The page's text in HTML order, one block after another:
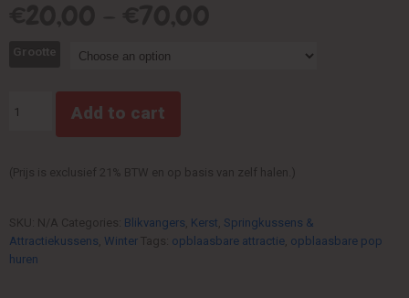
Grootte
OpblaasbaarAdd to cart
(Prijs is exclusief 21% BTW en op basis van zelf halen.)
SKU: N/A Categories: Blikvangers, Kerst, Springkussens &
Attractiekussens, Winter Tags: opblaasbare attractie, opblaasbare pop
huren